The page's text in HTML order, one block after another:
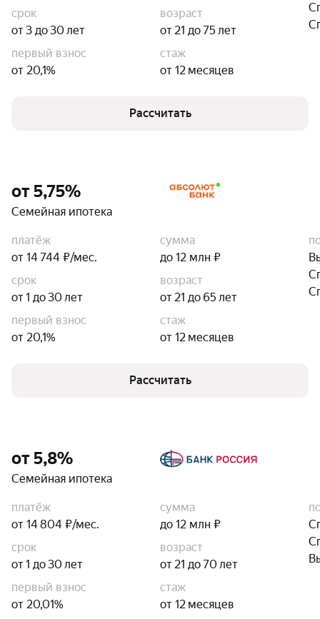
срок
от 3 до 30 лет
возраст
от 21 до 75 лет
первый взнос
от 20,1%
стаж
от 12 месяцев
Рассчитать
от 5,75%
Семейная ипотека
платёж
от 14 744 ₽/мес.
сумма
до 12 млн ₽
срок
от 1 до 30 лет
возраст
от 21 до 65 лет
первый взнос
от 20,1%
стаж
от 12 месяцев
Рассчитать
от 5,8%
Семейная ипотека
платёж
от 14 804 ₽/мес.
сумма
до 12 млн ₽
срок
от 1 до 30 лет
возраст
от 21 до 70 лет
первый взнос
от 20,01%
стаж
от 12 месяцев